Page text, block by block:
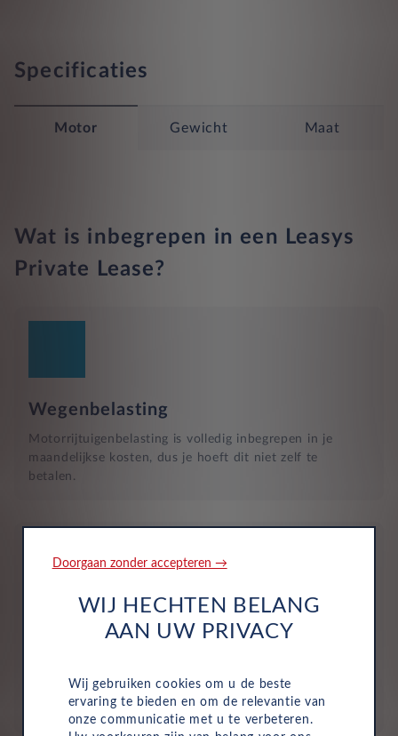
Specificaties
Motor Gewicht Maat
Wat is inbegrepen in een Leasys
Private Lease?
Wegenbelasting
Motorrijtuigenbelasting is volledig inbegrepen in je
maandelijkse kosten, dus je hoeft dit niet zelf te
betalen.
Verzekering
uitgebreide dekking, zodat je volledig beschermd bent in
het geval van onvoorziene ongelukken.
Doorgaan zonder accepteren →
WIJ HECHTEN BELANG
AAN UW PRIVACY
Wij gebruiken cookies om u de beste
ervaring te bieden en om de relevantie van
onze communicatie met u te verbeteren.